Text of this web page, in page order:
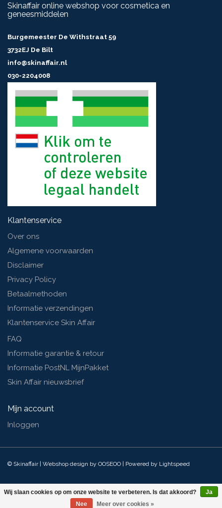
Skinaffair online webshop voor cosmetica en
geneesmiddelen
Burgemeester De Withstraat 59
3732EJ De Bilt
info@skinaffair.nl
030-2204008
Klantenservice
Over ons
Algemene voorwaarden
Disclaimer
Privacy Policy
Betaalmethoden
Informatie verzendingen
Klantenservice Skin Affair
FAQ
Informatie garantie & retour
Informatie PostNL MijnPakket
Skin Affair nieuwsbrief
Mijn account
Inloggen
© Skinaffair | Webshop design by OOSEOO | Powered by Lightspeed
Wij slaan cookies op om onze website te verbeteren. Is dat akkoord?
Ja
Nee
Meer over cookies »